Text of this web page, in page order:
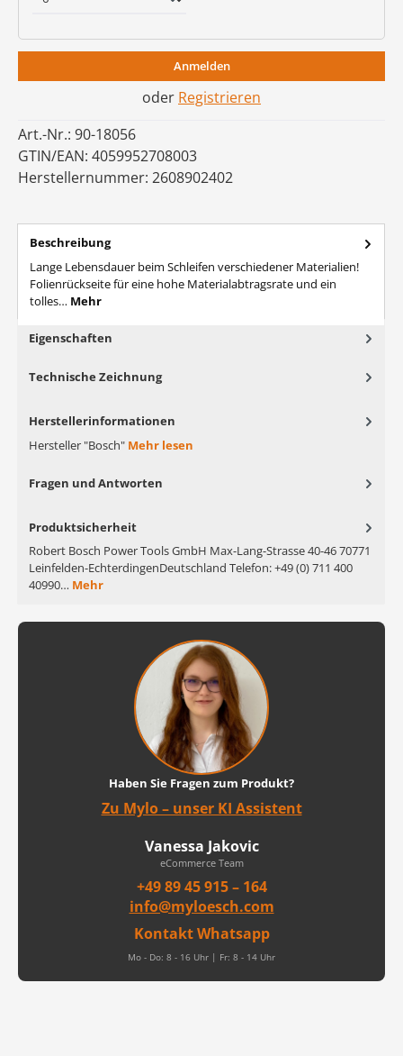
Anmelden
oder Registrieren
Art.-Nr.: 90-18056
GTIN/EAN: 4059952708003
Herstellernummer: 2608902402
Beschreibung
Lange Lebensdauer beim Schleifen verschiedener Materialien!
Folienrückseite für eine hohe Materialabtragsrate und ein
tolles… Mehr
Eigenschaften
Technische Zeichnung
Herstellerinformationen
Hersteller "Bosch" Mehr lesen
Fragen und Antworten
Produktsicherheit
Robert Bosch Power Tools GmbH Max-Lang-Strasse 40-46 70771
Leinfelden-EchterdingenDeutschland Telefon: +49 (0) 711 400
40990… Mehr
Haben Sie Fragen zum Produkt?
Zu Mylo – unser KI Assistent
Vanessa Jakovic
eCommerce Team
+49 89 45 915 – 164
info@myloesch.com
Kontakt Whatsapp
Mo - Do: 8 - 16 Uhr | Fr: 8 - 14 Uhr